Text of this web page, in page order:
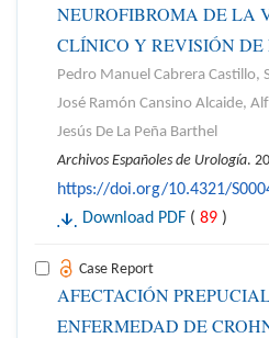
NEUROFIBROMA DE LA
CLÍNICO Y REVISIÓN
Pedro Manuel Cabrera Castillo,
José Ramón Cansino Alcaide,
Jesús De La Peña Barthel
Archivos Españoles de Urología.
https://doi.org/10.4321/
Download PDF ( 89 )
Case Report
AFECTACIÓN
ENFERMEDAD DE